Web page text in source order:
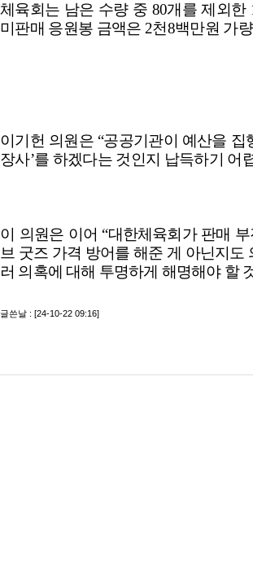
체육회는 남은 수량 중 80개를 제외한
미판매 응원봉 금액은 2천8백만원 가
이기헌 의원은 “공공기관이 예산을 집
장사’를 하겠다는 것인지 납득하기 어
이 의원은 이어 “대한체육회가 판매
브 굿즈 가격 방어를 해준 게 아닌지도
러 의혹에 대해 투명하게 해명해야 할
글쓴날 : [24-10-22 09:16]